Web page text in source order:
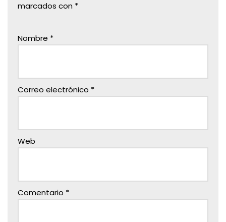
marcados con *
Nombre *
Correo electrónico *
Web
Comentario *